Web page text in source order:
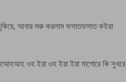
আবার শুরু করলাম ফসাতফসাত কইরা
ওহ ইয়া ওহ ইয়া ইয়া মাগোরে কি সুখরে